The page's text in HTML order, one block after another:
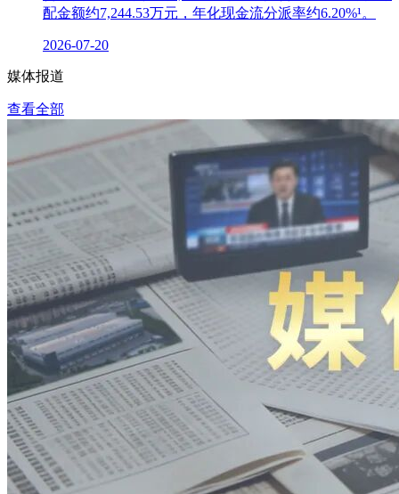
配金额约7,244.53万元，年化现金流分派率约6.20%¹。
2026-07-20
媒体报道
查看全部